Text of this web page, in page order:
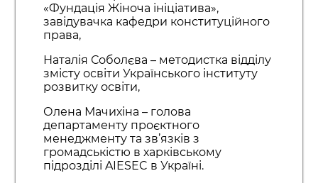
«Фундація Жіноча ініціатива»,
завідувачка кафедри конституційного
права,
Наталія Соболєва – методистка відділу
змісту освіти Українського інституту
розвитку освіти,
Олена Мачихіна – голова
департаменту проєктного
менеджменту та зв’язків з
громадськістю в харківському
підрозділі AIESEC в Україні.